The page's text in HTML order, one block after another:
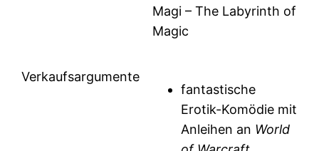
Magi – The Labyrinth of
Magic
Verkaufsargumente
fantastische
Erotik-Komödie mit
Anleihen an World